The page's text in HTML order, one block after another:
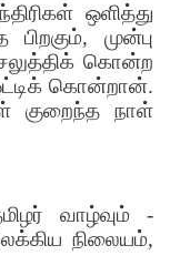
ஒளித்து
முன்பு
கொன்ற
கொன்றான்.
குறைந்த நாள்
வாழ்வும் -
நிலையம்,